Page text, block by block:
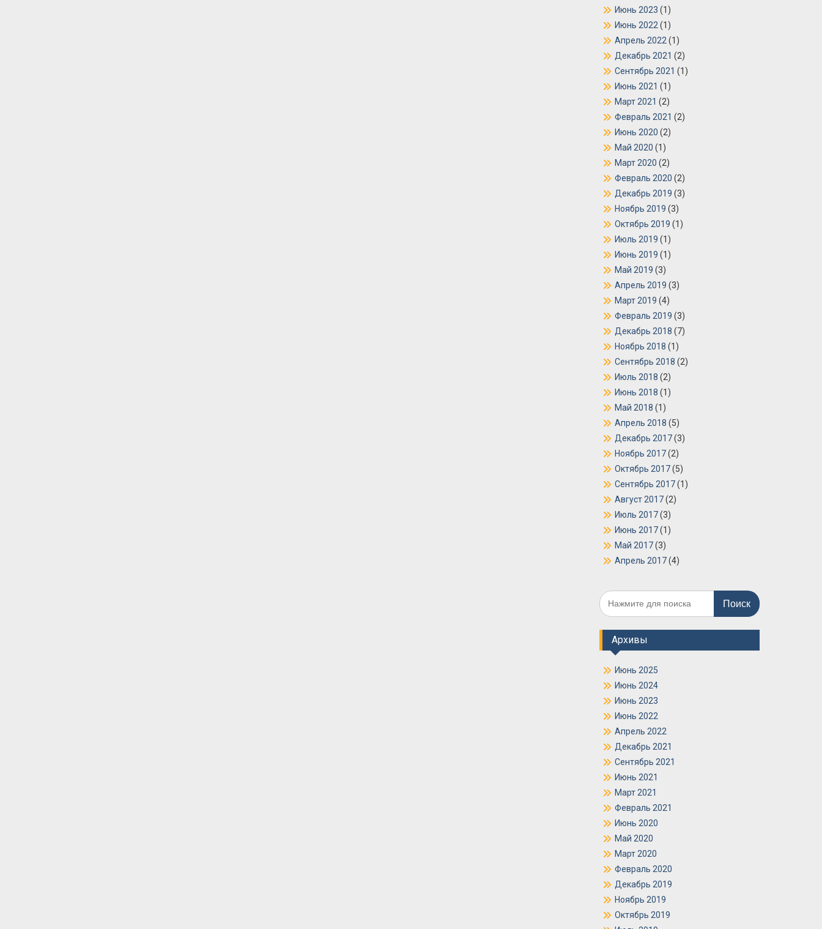
Июнь 2023 (1)
Июнь 2022 (1)
Апрель 2022 (1)
Декабрь 2021 (2)
Сентябрь 2021 (1)
Июнь 2021 (1)
Март 2021 (2)
Февраль 2021 (2)
Июнь 2020 (2)
Май 2020 (1)
Март 2020 (2)
Февраль 2020 (2)
Декабрь 2019 (3)
Ноябрь 2019 (3)
Октябрь 2019 (1)
Июль 2019 (1)
Июнь 2019 (1)
Май 2019 (3)
Апрель 2019 (3)
Март 2019 (4)
Февраль 2019 (3)
Декабрь 2018 (7)
Ноябрь 2018 (1)
Сентябрь 2018 (2)
Июль 2018 (2)
Июнь 2018 (1)
Май 2018 (1)
Апрель 2018 (5)
Декабрь 2017(3)
Ноябрь 2017(2)
Октябрь 2017(5)
Сентябрь 2017(1)
Август 2017(2)
Июль 2017(3)
Июнь 2017(1)
Май 2017(3)
Апрель 2017(4)
Поиск
по:
Архивы
Июнь 2025
Июнь 2024
Июнь 2023
Июнь 2022
Апрель 2022
Декабрь 2021
Сентябрь 2021
Июнь 2021
Март 2021
Февраль 2021
Июнь 2020
Май 2020
Март 2020
Февраль 2020
Декабрь 2019
Ноябрь 2019
Октябрь 2019